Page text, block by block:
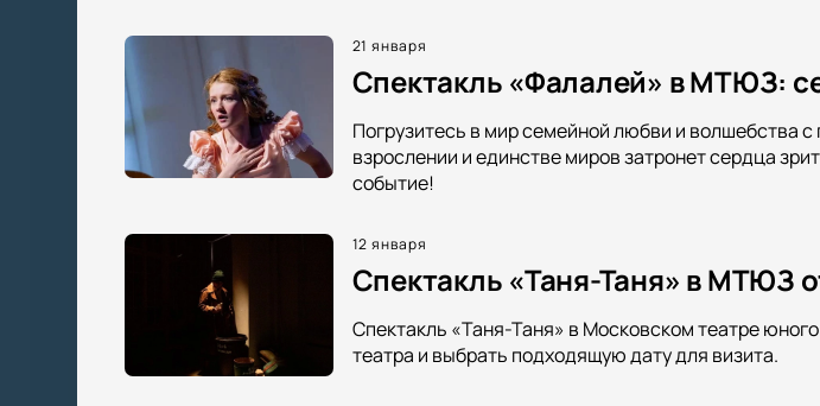
21 января
Спектакль «Фалалей» в МТЮЗ:
Погрузитесь в мир семейной любви и волшебства
взрослении и единстве миров затронет сердца
событие!
12 января
Спектакль «Таня-Таня» в МТЮЗ
Спектакль «Таня-Таня» в Московском театре
театра и выбрать подходящую дату для визита.